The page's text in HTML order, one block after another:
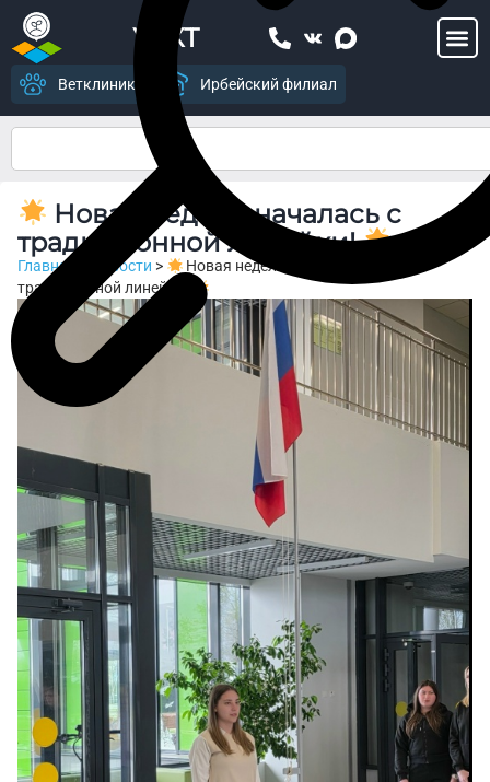
УСХТ
Ветклиника Ирбейский филиал
Новая неделя началась с
традиционной линейки!
Главная Новости >
Новая неделя началась с
традиционной линейки!